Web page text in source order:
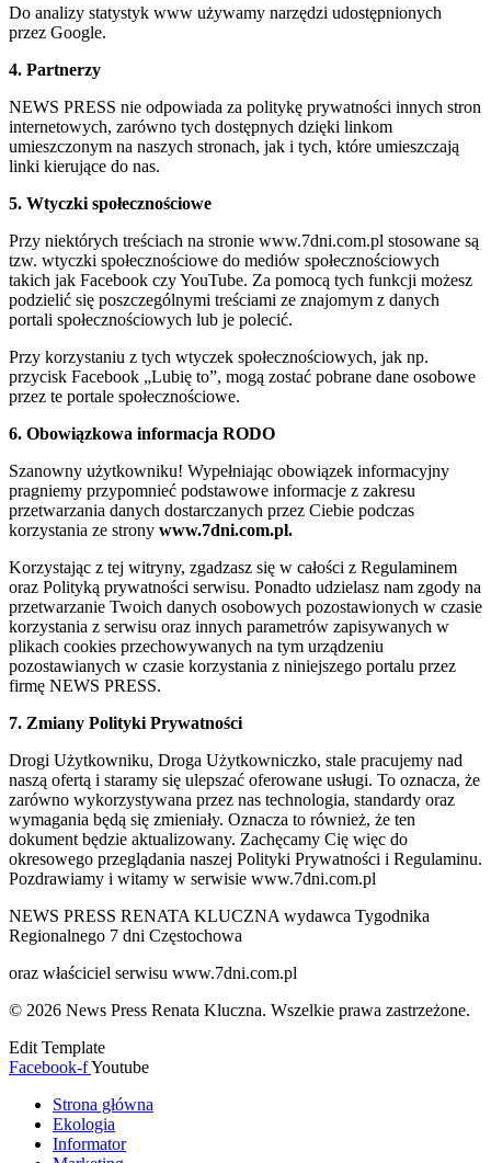
Do analizy statystyk www używamy narzędzi udostępnionych
przez Google.
4. Partnerzy
NEWS PRESS nie odpowiada za politykę prywatności innych stron
internetowych, zarówno tych dostępnych dzięki linkom
umieszczonym na naszych stronach, jak i tych, które umieszczają
linki kierujące do nas.
5. Wtyczki społecznościowe
Przy niektórych treściach na stronie www.7dni.com.pl stosowane są
tzw. wtyczki społecznościowe do mediów społecznościowych
takich jak Facebook czy YouTube. Za pomocą tych funkcji możesz
podzielić się poszczególnymi treściami ze znajomym z danych
portali społecznościowych lub je polecić.
Przy korzystaniu z tych wtyczek społecznościowych, jak np.
przycisk Facebook „Lubię to”, mogą zostać pobrane dane osobowe
przez te portale społecznościowe.
6. Obowiązkowa informacja RODO
Szanowny użytkowniku! Wypełniając obowiązek informacyjny
pragniemy przypomnieć podstawowe informacje z zakresu
przetwarzania danych dostarczanych przez Ciebie podczas
korzystania ze strony www.7dni.com.pl.
Korzystając z tej witryny, zgadzasz się w całości z Regulaminem
oraz Polityką prywatności serwisu. Ponadto udzielasz nam zgody na
przetwarzanie Twoich danych osobowych pozostawionych w czasie
korzystania z serwisu oraz innych parametrów zapisywanych w
plikach cookies przechowywanych na tym urządzeniu
pozostawianych w czasie korzystania z niniejszego portalu przez
firmę NEWS PRESS.
7. Zmiany Polityki Prywatności
Drogi Użytkowniku, Droga Użytkowniczko, stale pracujemy nad
naszą ofertą i staramy się ulepszać oferowane usługi. To oznacza, że
zarówno wykorzystywana przez nas technologia, standardy oraz
wymagania będą się zmieniały. Oznacza to również, że ten
dokument będzie aktualizowany. Zachęcamy Cię więc do
okresowego przeglądania naszej Polityki Prywatności i Regulaminu.
Pozdrawiamy i witamy w serwisie www.7dni.com.pl
NEWS PRESS RENATA KLUCZNA wydawca Tygodnika
Regionalnego 7 dni Częstochowa
oraz właściciel serwisu www.7dni.com.pl
© 2026 News Press Renata Kluczna. Wszelkie prawa zastrzeżone.
Edit Template
Facebook-fYoutube
Strona główna
Ekologia
Informator